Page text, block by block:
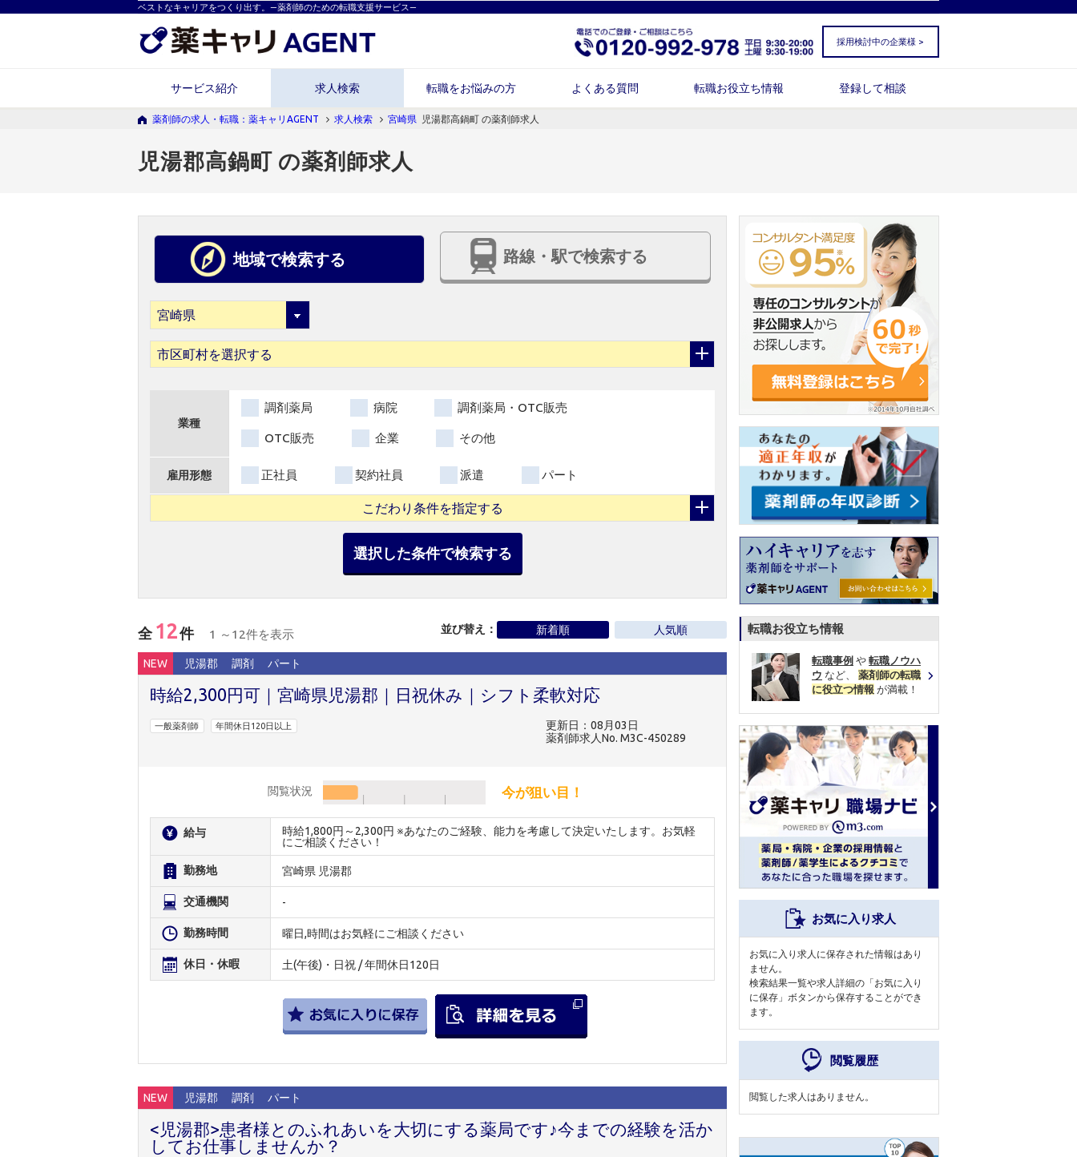
ベストなキャリアをつくり出す。―薬剤師のための転職支援サービス―
採用検討中の企業様 >
サービス紹介 求人検索 転職をお悩みの方 よくある質問 転職お役立ち情報 登録して相談
薬剤師の求人・転職：薬キャリAGENT 求人検索 宮崎県 児湯郡高鍋町 の薬剤師求人
児湯郡高鍋町 の薬剤師求人
地域で検索する 路線・駅で検索する
市区町村を選択する
業種
調剤薬局 病院 調剤薬局・OTC販売
OTC販売 企業 その他
雇用形態 正社員 契約社員 派遣 パート
こだわり条件を指定する
選択した条件で検索する
全 12件 1 ～12件を表示 並び替え： 新着順 人気順
NEW 児湯郡 調剤 パート
時給2,300円可｜宮崎県児湯郡｜日祝休み｜シフト柔軟対応
一般薬剤師 年間休日120日以上
更新日：08月03日
薬剤師求人No. M3C-450289
閲覧状況 今が狙い目！
給与
時給1,800円～2,300円 ※あなたのご経験、能力を考慮して決定いたします。お気軽
にご相談ください！
勤務地 宮崎県 児湯郡
交通機関 -
勤務時間 曜日,時間はお気軽にご相談ください
休日・休暇 土(午後)・日祝 / 年間休日120日
NEW 児湯郡 調剤 パート
<児湯郡>患者様とのふれあいを大切にする薬局です♪今までの経験を活か
してお仕事しませんか？
転職お役立ち情報
転職事例 や 転職ノウハ
ウ など、 薬剤師の転職
に役立つ情報 が満載！
お気に入り求人
お気に入り求人に保存された情報はあり
ません。
検索結果一覧や求人詳細の「お気に入り
に保存」ボタンから保存することができ
ます。
閲覧履歴
閲覧した求人はありません。